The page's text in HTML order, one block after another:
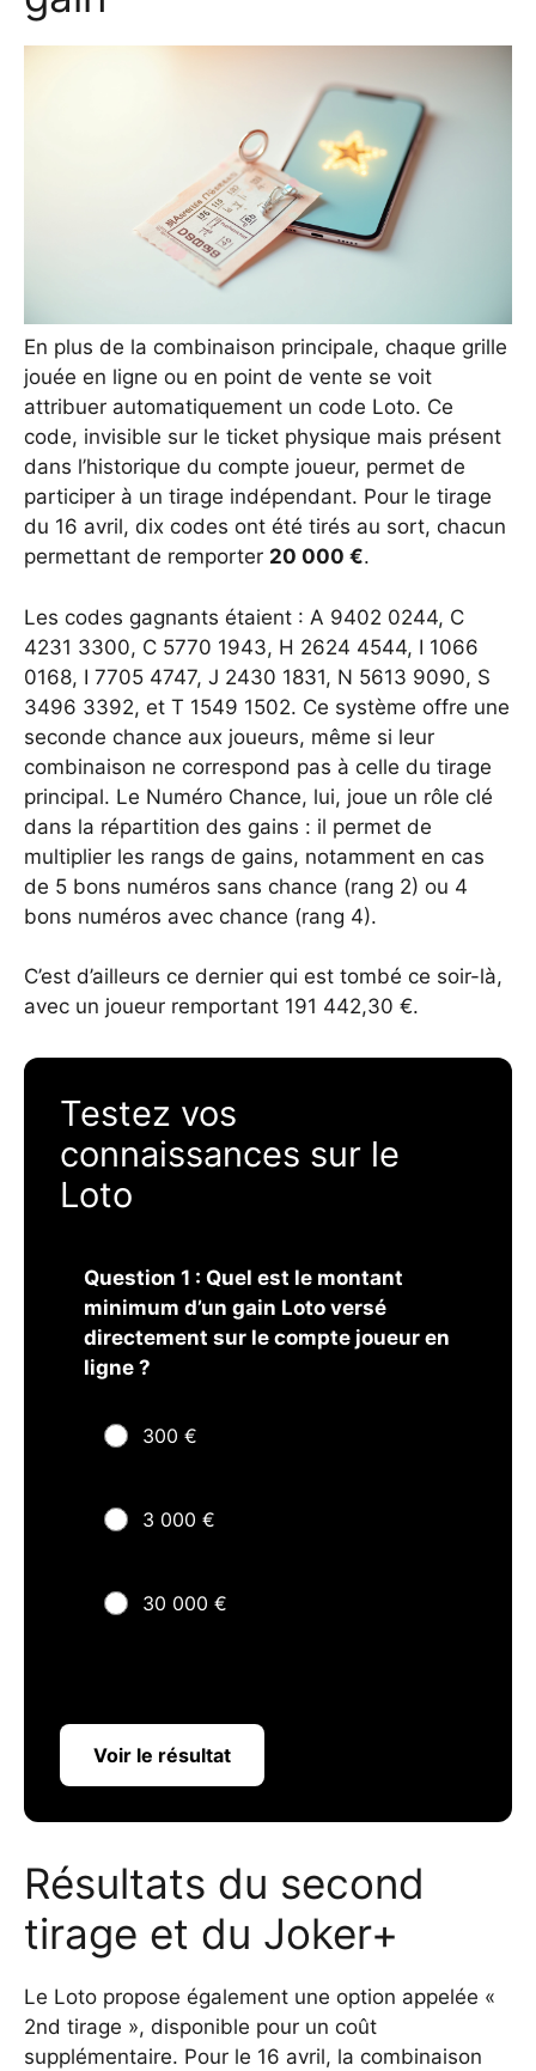
En plus de la combinaison principale, chaque grille
jouée en ligne ou en point de vente se voit
attribuer automatiquement un code Loto. Ce
code, invisible sur le ticket physique mais présent
dans l’historique du compte joueur, permet de
participer à un tirage indépendant. Pour le tirage
du 16 avril, dix codes ont été tirés au sort, chacun
permettant de remporter 20 000 €.
Les codes gagnants étaient : A 9402 0244, C
4231 3300, C 5770 1943, H 2624 4544, I 1066
0168, I 7705 4747, J 2430 1831, N 5613 9090, S
3496 3392, et T 1549 1502. Ce système offre une
seconde chance aux joueurs, même si leur
combinaison ne correspond pas à celle du tirage
principal. Le Numéro Chance, lui, joue un rôle clé
dans la répartition des gains : il permet de
multiplier les rangs de gains, notamment en cas
de 5 bons numéros sans chance (rang 2) ou 4
bons numéros avec chance (rang 4).
C’est d’ailleurs ce dernier qui est tombé ce soir-là,
avec un joueur remportant 191 442,30 €.
Testez vos
connaissances sur le
Loto
Question 1 : Quel est le montant
minimum d’un gain Loto versé
directement sur le compte joueur en
ligne ?
300 €
3 000 €
30 000 €
Voir le résultat
Résultats du second
tirage et du Joker+
Le Loto propose également une option appelée «
2nd tirage », disponible pour un coût
supplémentaire. Pour le 16 avril, la combinaison